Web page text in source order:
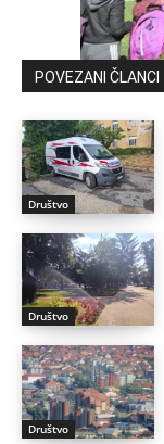
POVEZANI ČLANCI
Društvo
Društvo
Društvo